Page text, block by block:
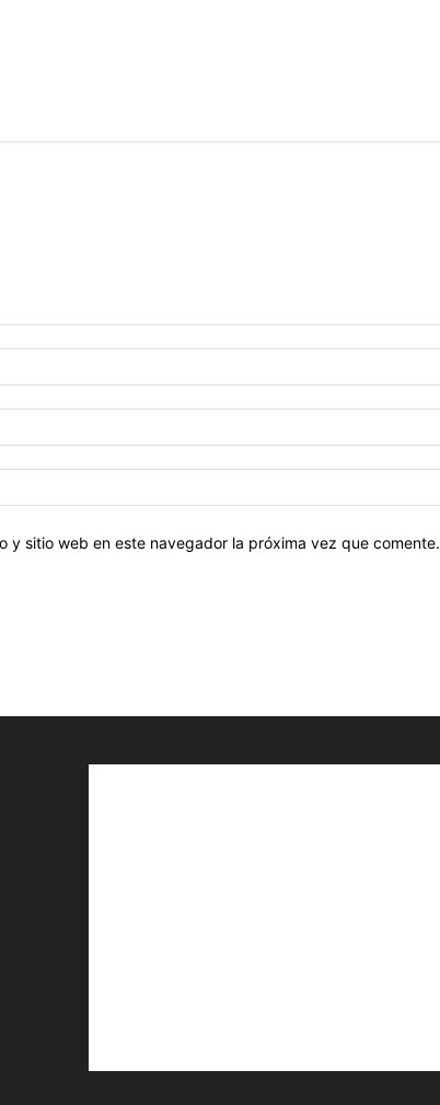
y sitio web en este navegador la próxima vez que comente.